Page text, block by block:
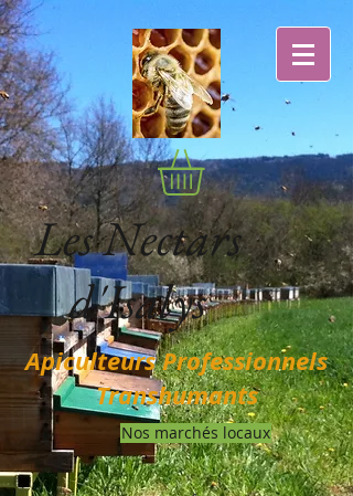
Les Nectars
d'Isalys
Apiculteurs Professionnels
Transhumants
Nos marchés locaux